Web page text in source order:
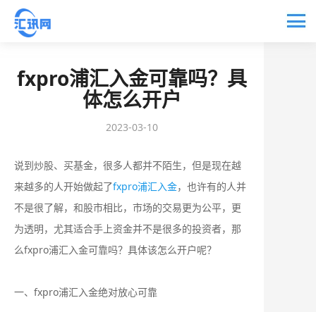
fxpro浦汇入金可靠吗？具
体怎么开户
2023-03-10
说到炒股、买基金，很多人都并不陌生，但是现在越
来越多的人开始做起了fxpro浦汇入金，也许有的人并
不是很了解，和股市相比，市场的交易更为公平，更
为透明，尤其适合手上资金并不是很多的投资者，那
么fxpro浦汇入金可靠吗？具体该怎么开户呢？
一、fxpro浦汇入金绝对放心可靠